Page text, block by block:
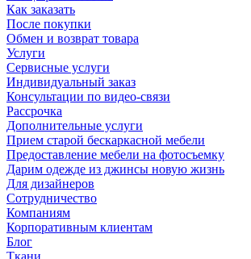
Как заказать
После покупки
Обмен и возврат товара
Услуги
Сервисные услуги
Индивидуальный заказ
Консультации по видео-связи
Рассрочка
Дополнительные услуги
Прием старой бескаркасной мебели
Предоставление мебели на фотосъемку
Дарим одежде из джинсы новую жизнь
Для дизайнеров
Сотрудничество
Компаниям
Корпоративным клиентам
Блог
Ткани